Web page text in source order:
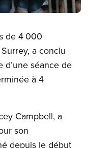
de 4 000
a conclu
séance de
à 4
Campbell, a
son
depuis le début